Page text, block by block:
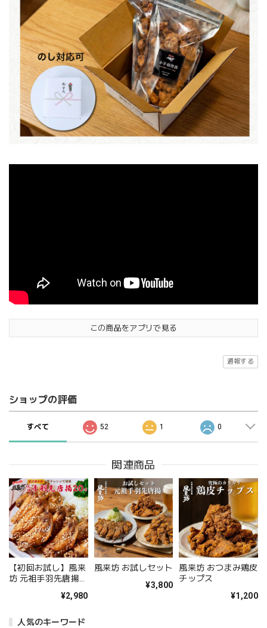
人気のキーワード
この商品をアプリで見る
通報する
ショップの評価
すべて 52 1 0
関連商品
【初回お試し】風来
坊 元祖手羽先唐揚
¥2,980
風来坊 お試しセット
¥3,800
風来坊 おつまみ鶏皮
チップス
¥1,200